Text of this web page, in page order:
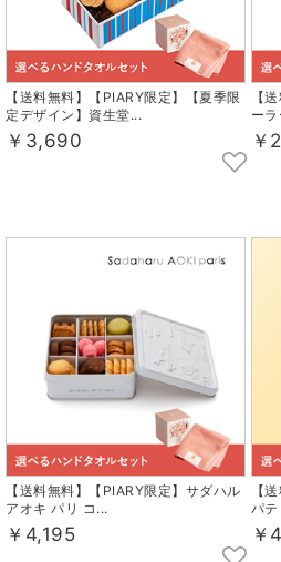
【送料無料】【PIARY限定】【夏季限
定デザイン】資生堂...
￥3,690
【
ー
￥
【送料無料】【PIARY限定】サダハル
アオキ パリ コ...
￥4,195
【
パ
￥